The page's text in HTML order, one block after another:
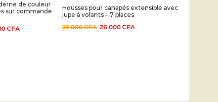
de couleur
sur commande
CFA
Housses pour canapés extensible avec
jupe à volants – 7 places
35 000CFA 26 000 CFA